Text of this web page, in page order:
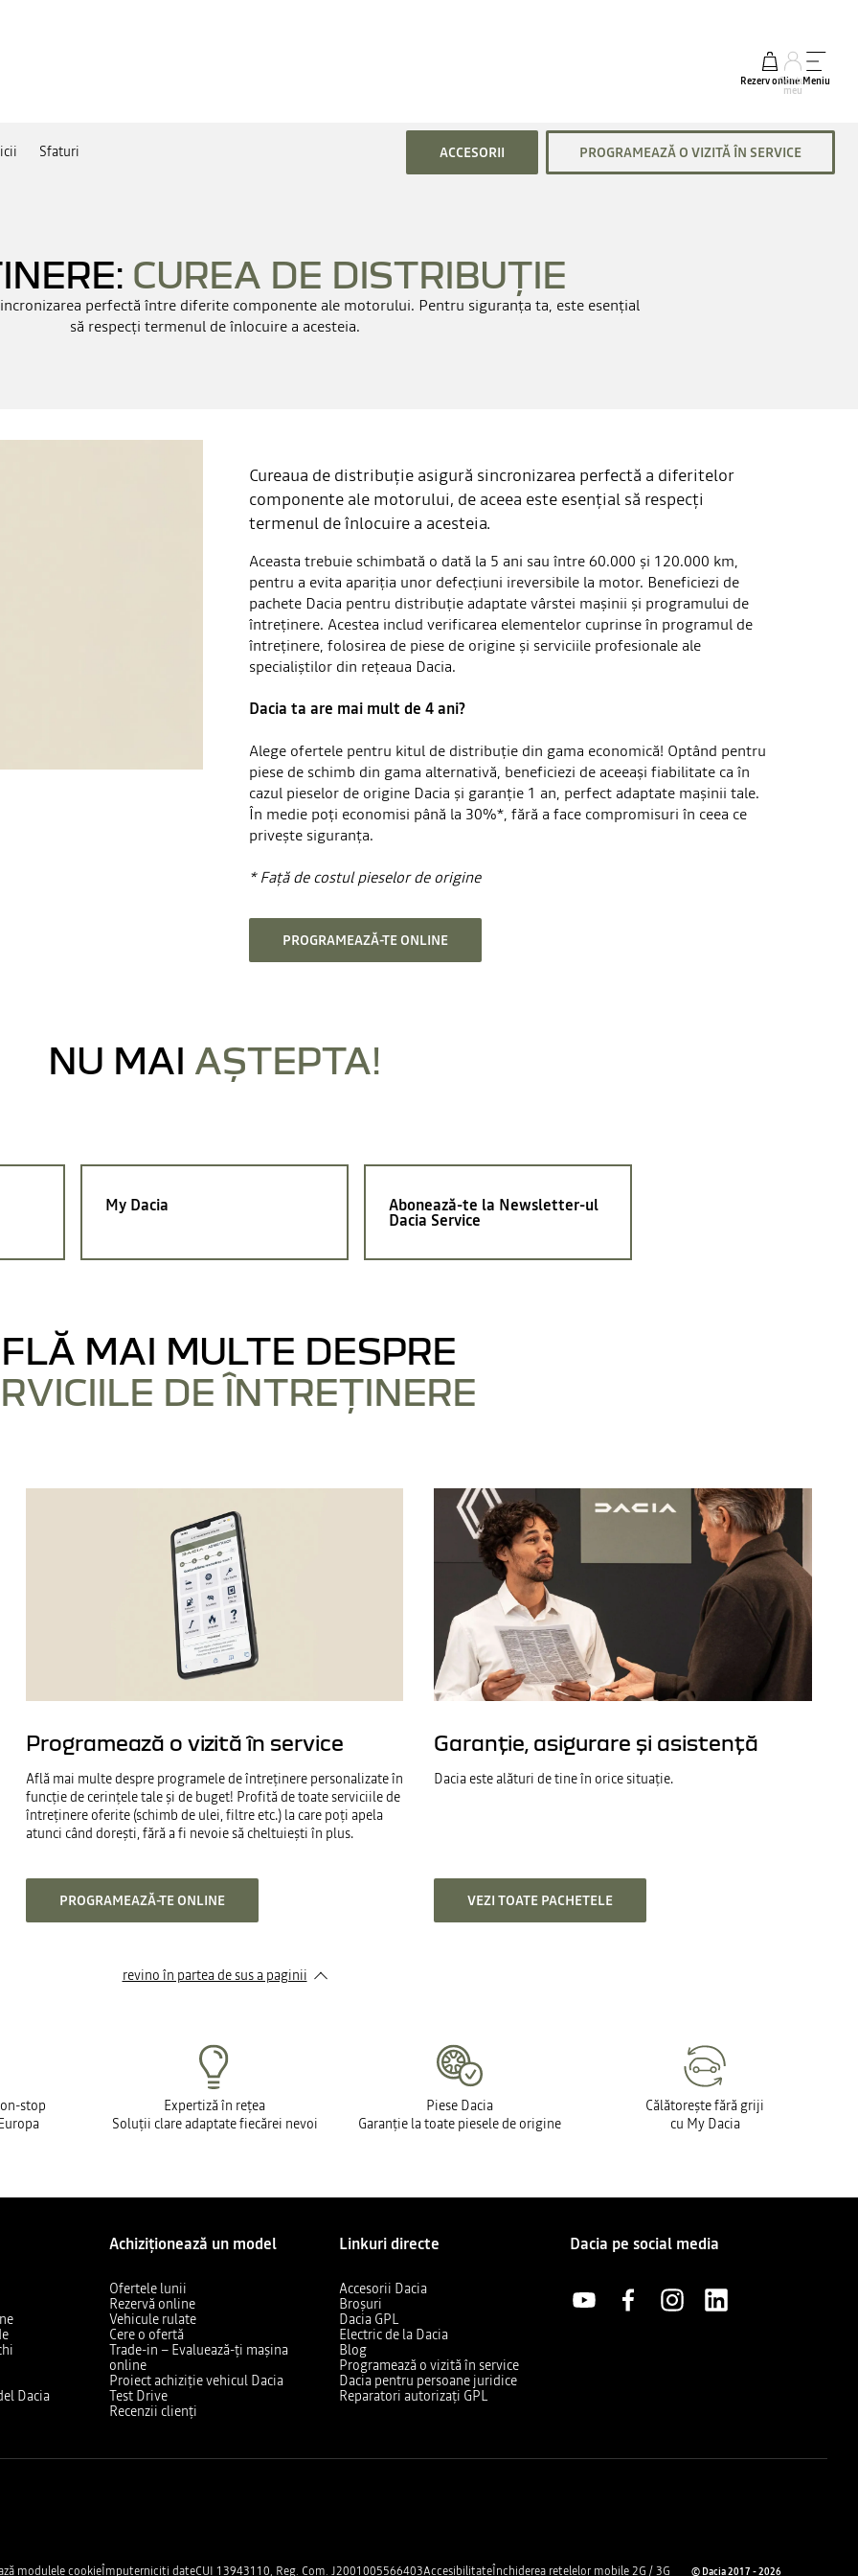
Rezerv online
Contul
meu
Meniu
Sfaturi ACCESORII PROGRAMEAZĂ O VIZITĂ ÎN SERVICE
CUREA DE DISTRIBUȚIE
perfectă între diferite componente ale motorului. Pentru siguranța ta, este esențial
să respecți termenul de înlocuire a acesteia.
Cureaua de distribuție asigură sincronizarea perfectă a diferitelor
componente ale motorului, de aceea este esențial să respecți
termenul de înlocuire a acesteia.
Aceasta trebuie schimbată o dată la 5 ani sau între 60.000 și 120.000 km,
pentru a evita apariția unor defecțiuni ireversibile la motor. Beneficiezi de
pachete Dacia pentru distribuție adaptate vârstei mașinii și programului de
întreținere. Acestea includ verificarea elementelor cuprinse în programul de
întreținere, folosirea de piese de origine și serviciile profesionale ale
specialiștilor din rețeaua Dacia.
Dacia ta are mai mult de 4 ani?
Alege ofertele pentru kitul de distribuție din gama economică! Optând pentru
piese de schimb din gama alternativă, beneficiezi de aceeași fiabilitate ca în
cazul pieselor de origine Dacia și garanție 1 an, perfect adaptate mașinii tale.
În medie poți economisi până la 30%*, fără a face compromisuri în ceea ce
privește siguranța.
* Față de costul pieselor de origine
PROGRAMEAZĂ-TE ONLINE
NU MAI AȘTEPTA!
My Dacia Abonează-te la Newsletter-ul
Dacia Service
MAI MULTE DESPRE
DE ÎNTREȚINERE
Programează o vizită în service
Află mai multe despre programele de întreținere personalizate în
funcție de cerințele tale și de buget! Profită de toate serviciile de
întreținere oferite (schimb de ulei, filtre etc.) la care poți apela
atunci când dorești, fără a fi nevoie să cheltuiești în plus.
PROGRAMEAZĂ-TE ONLINE
Garanție, asigurare și asistență
Dacia este alături de tine în orice situație.
VEZI TOATE PACHETELE
revino în partea de sus a paginii
stop
Expertiză în rețea
Soluții clare adaptate fiecărei nevoi
Piese Dacia
Garanție la toate piesele de origine
Călătorește fără griji
cu My Dacia
Dacia
Achiziționează un model
Ofertele lunii
Rezervă online
Vehicule rulate
Cere o ofertă
Trade-in – Evaluează-ți mașina
online
Proiect achiziție vehicul Dacia
Test Drive
Recenzii clienți
Linkuri directe
Accesorii Dacia
Broșuri
Dacia GPL
Electric de la Dacia
Blog
Programează o vizită în service
Dacia pentru persoane juridice
Reparatori autorizați GPL
Dacia pe social media
modulele cookieÎmputerniciți dateCUI 13943110, Reg. Com. J2001005566403AccesibilitateÎnchiderea rețelelor mobile 2G / 3G © Dacia 2017 - 2026